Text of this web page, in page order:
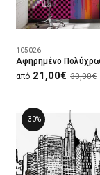
105026
από 21,00€ 30,00€
-30%